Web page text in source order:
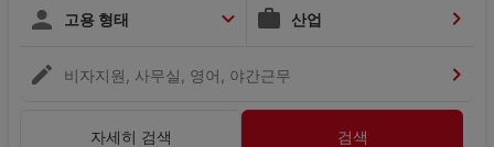
고용 형태 산업
비자지원, 사무실, 영어, 야간근무
자세히 검색 검색